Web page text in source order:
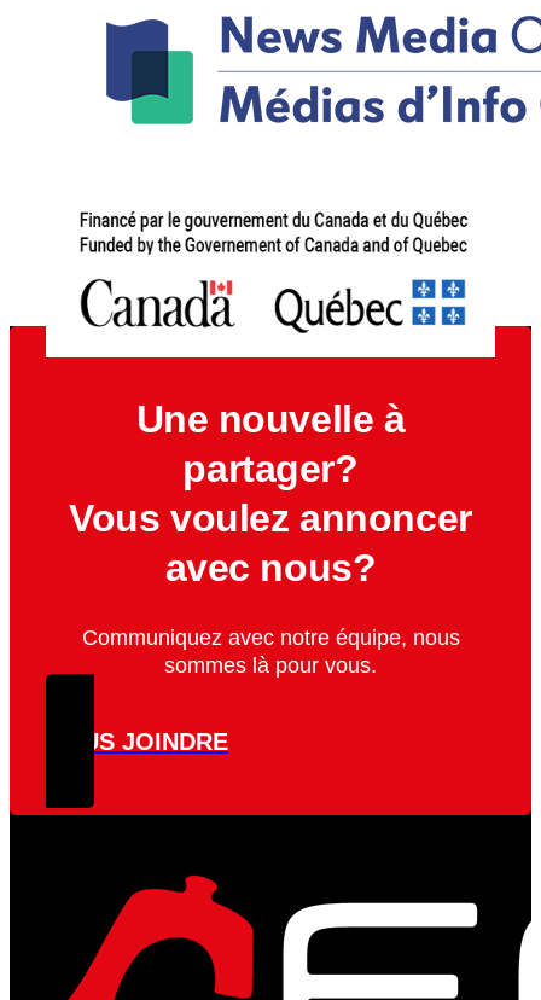
Une nouvelle à
partager?
Vous voulez annoncer
avec nous?
Communiquez avec notre équipe, nous
sommes là pour vous.
NOUS JOINDRE